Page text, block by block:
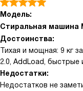
отдельные капсулы
уверенность, что не
отжиме заметно
запускать даже
легко выбрать режим,
индикаторы времени
позволяет стирать
отверстий и материал
Модель:
Стиральная машина
Достоинства:
Тихая и мощная: 9 кг
2.0, AddLoad,
Недостатки:
Недостатков не